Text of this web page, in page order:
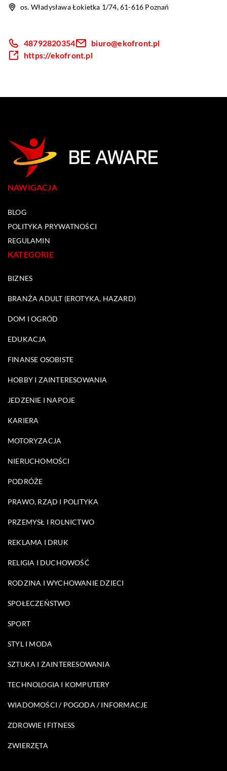
os. Władysława Łokietka 1/74, 61-616 Poznań
48792820354
biuro@ekofront.pl
https://ekofront.pl
NAWIGACJA
BLOG
POLITYKA PRYWATNOŚCI
REGULAMIN
KATEGORIE
BIZNES
BRANŻA ADULT (EROTYKA, HAZARD)
DOM I OGRÓD
EDUKACJA
FINANSE OSOBISTE
HOBBY I ZAINTERESOWANIA
JEDZENIE I NAPOJE
KARIERA
MOTORYZACJA
NIERUCHOMOŚCI
PODRÓŻE
PRAWO, RZĄD I POLITYKA
PRZEMYSŁ I ROLNICTWO
REKLAMA I DRUK
RELIGIA I DUCHOWOŚĆ
RODZINA I WYCHOWANIE DZIECI
SPOŁECZEŃSTWO
SPORT
STYL I MODA
SZTUKA I ZAINTERESOWANIA
TECHNOLOGIA I KOMPUTERY
WIADOMOŚCI / POGODA / INFORMACJE
ZDROWIE I FITNESS
ZWIERZĘTA